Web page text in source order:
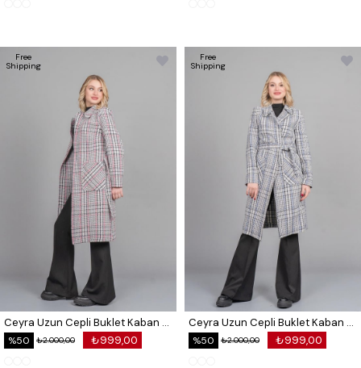
Ceyra Uzun Cepli Buklet Kaban 2632
₺999,00
₺2.000,00
%50
Free
Shipping
Ceyra Uzun Cepli Buklet Kaban 2632
₺999,00
₺2.000,00
%50
Free
Shipping